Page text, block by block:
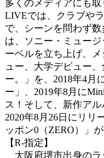
多くのメディアにも取
LIVEでは、クラブや
で、シーンを問わず
は、ソニー・ミュージ
ーベルを立ち上げ、
ュー、大学デビュー
ー。」を、2018年4月
ー」、2019年8月に
ス！そして、新作ア
2020年8月26日にリリ
ッポン0（ZERO）」
【R-指定】
大阪府堺市出身のラ